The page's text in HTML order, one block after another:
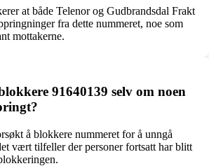
at både Telenor og Gudbrandsdal Frakt
fra dette nummeret, noe som
mottakerne.
91640139 selv om noen
å blokkere nummeret for å unngå
vært tilfeller der personer fortsatt har blitt